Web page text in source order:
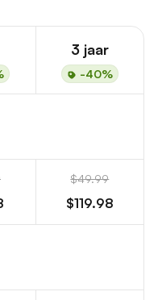
3 jaar
-40%
$49.99
$119.98